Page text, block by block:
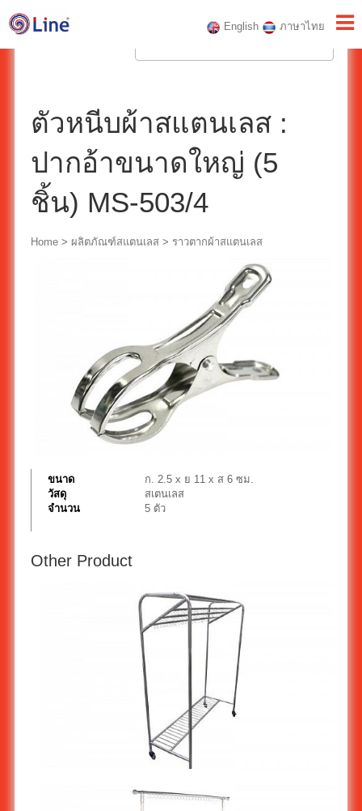
English ภาษาไทย
ตัวหนีบผ้าสแตนเลส :
ปากอ้าขนาดใหญ่ (5
ชิ้น) MS-503/4
Home> ผลิตภัณฑ์สแตนเลส> ราวตากผ้าสแตนเลส
ขนาด
ก. 2.5 x ย 11 x ส 6 ซม.
วัสดุ
สเตนเลส
จำนวน
5 ตัว
Other Product
ราวแขวนสูทหรือชุดยาว ST-550